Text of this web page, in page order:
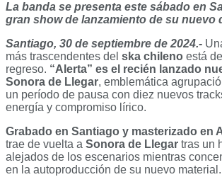
La banda se presenta este sábado en
gran show de lanzamiento de su nuevo
Santiago, 30 de septiembre de 2024.-
más trascendentes del ska chileno está de
regreso. “Alerta” es el recién lanzado
Sonora de Llegar, emblemática
un período de pausa con diez nuevos
energía y compromiso lírico.
Grabado en Santiago y masterizado en
trae de vuelta a Sonora de Llegar tras un
alejados de los escenarios mientras
en la autoproducción de su nuevo material.